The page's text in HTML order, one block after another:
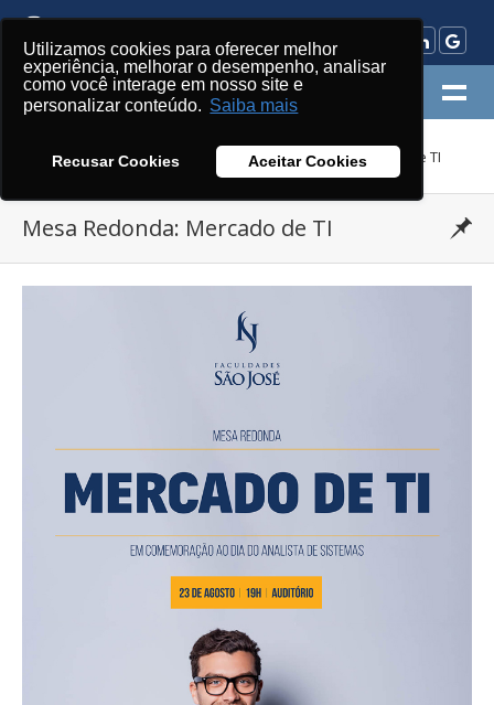
Utilizamos cookies para oferecer melhor
experiência, melhorar o desempenho, analisar
como você interage em nosso site e
personalizar conteúdo. Saiba mais
Recusar Cookies Aceitar Cookies
MENU
UniSãoJosé»Acontece» Mesa Redonda: Mercado de TI
Mesa Redonda: Mercado de TI